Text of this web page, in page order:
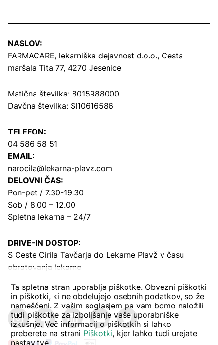
NASLOV:
FARMACARE, lekarniška dejavnost d.o.o., Cesta
maršala Tita 77, 4270 Jesenice
Matična številka: 8015988000
Davčna številka: SI10616586
TELEFON:
04 586 58 51
EMAIL:
narocila@lekarna-plavz.com
DELOVNI ČAS:
Pon-pet / 7.30-19.30
Sob / 8.00 – 12.00
Spletna lekarna – 24/7
DRIVE-IN DOSTOP:
S Ceste Cirila Tavčarja do Lekarne Plavž v času
obratovanja lekarne
Ta spletna stran uporablja piškotke. Obvezni piškotki
in piškotki, ki ne obdelujejo osebnih podatkov, so že
nameščeni. Z vašim soglasjem pa vam bomo naložili
tudi piškotke za izboljšanje vaše uporabniške
izkušnje. Več informacij o piškotkih si lahko
preberete na strani Piškotki, kjer lahko tudi urejate
nastavitve.